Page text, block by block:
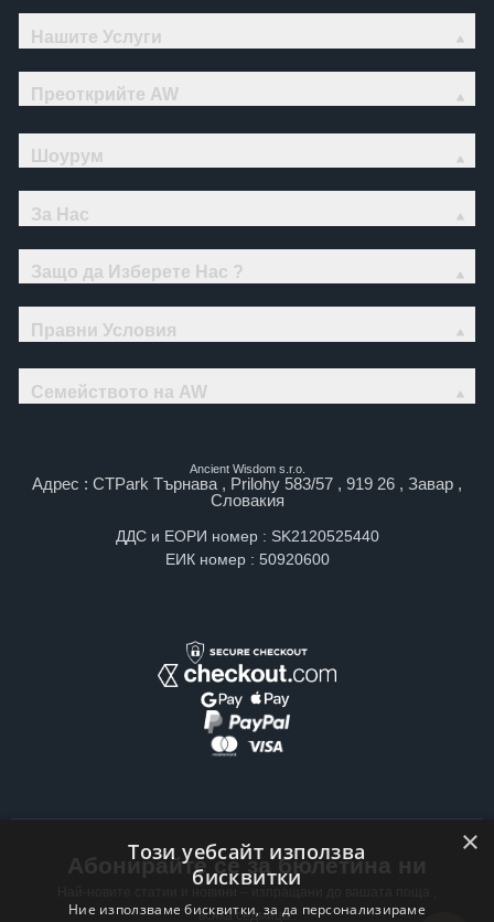
Нашите Услуги
Преоткрийте AW
Шоурум
За Нас
Защо да Изберете Нас ?
Правни Условия
Семейството на AW
Ancient Wisdom s.r.o.
Адрес : CTPark Търнава , Prilohy 583/57 , 919 26 , Завар ,
Словакия
ДДС и ЕОРИ номер : SK2120525440
ЕИК номер : 50920600
Абонирайте се за бюлетина ни
всяка седмица .
×
Този уебсайт използва
бисквитки
Ние използваме бисквитки, за да персонализираме